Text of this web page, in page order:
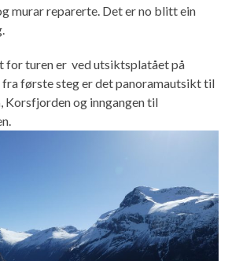
murar reparerte. Det er no blitt ein
for turen er ved utsiktsplatået på
første steg er det panoramautsikt til
Korsfjorden og inngangen til